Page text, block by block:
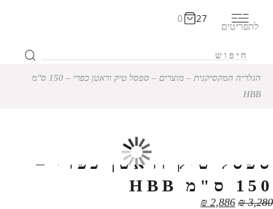
27
0
לתפריטים
הגלריה המקסיקנית ‒ מוצרים ‒
ספסל טיק וראטן כפרי – 150 ס"מ
HBB
ספסל טיק וראטן כפרי –
150 ס"מ HBB
₪3,280
₪ 2,886